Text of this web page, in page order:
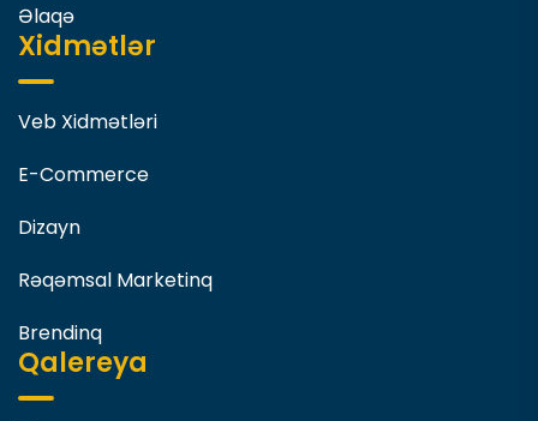
Əlaqə
Xidmətlər
Veb Xidmətləri
E-Commerce
Dizayn
Rəqəmsal Marketinq
Brendinq
Qalereya